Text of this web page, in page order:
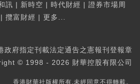
訊 | 新時空 | 時代財經 | 證券市場周
| 攬富財經 | 更多...
政府指定刊載法定通告之憲報刊登報章
© 1998 - 2026 財華控股有限公司
香港財華社版權所有,未經同意不得轉載。